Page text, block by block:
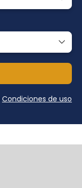
Condiciones de uso